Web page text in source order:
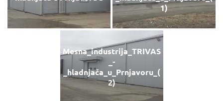
1)
Mesna_industrija_TRIVAS
_-
_hladnjača_u_Prnjavoru_(
2)